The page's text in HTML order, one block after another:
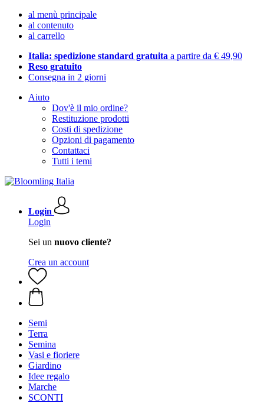
al menù principale
al contenuto
al carrello
Italia: spedizione standard gratuita a partire da € 49,90
Reso gratuito
Consegna in 2 giorni
Aiuto
Dov'è il mio ordine?
Restituzione prodotti
Costi di spedizione
Opzioni di pagamento
Contattaci
Tutti i temi
Login
Login
Sei un nuovo cliente?
Crea un account
Semi
Terra
Semina
Vasi e fioriere
Giardino
Idee regalo
Marche
SCONTI